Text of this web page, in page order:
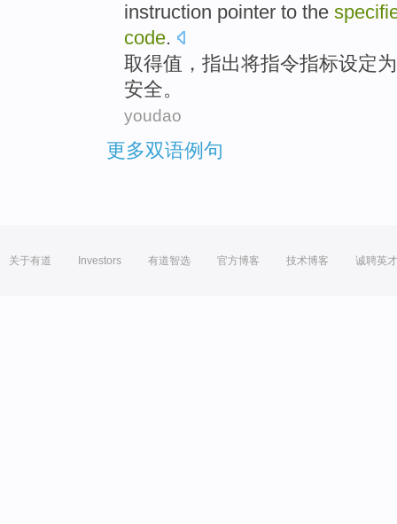
instruction pointer to the
code.
取得值 ， 指出将指令指标设定
安全。
youdao
更多双语例句
关于有道 Investors 有道智选 官方博客 技术博客 诚聘英才